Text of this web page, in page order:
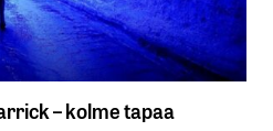
– kolme tapaa